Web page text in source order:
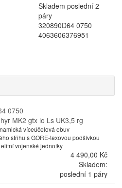
Skladem poslední 2
páry
320890D64 0750
4063606376951
0750
MK2 gtx lo Ls UK3,5 rg
víceúčelová obuv
střihu s GORE-texovou podšívkou
vojenské jednotky
4 490,00 Kč
Skladem:
poslední 1 páry